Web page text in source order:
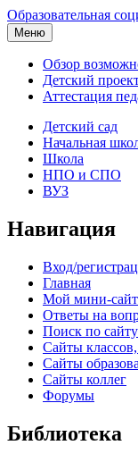
Образовательная
Меню
Обзор
Детский
Аттестация
Детский сад
Начальная
Школа
НПО и СПО
ВУЗ
Навигация
Вход/
Главная
Мой мини-сайт
Ответы на
Поиск по сайту
Сайты
Сайты
Сайты коллег
Форумы
Библиотека